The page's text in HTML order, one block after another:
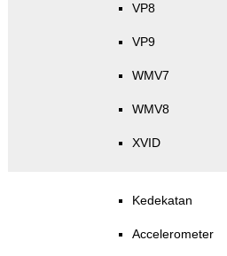
VP8
VP9
WMV7
WMV8
XVID
Kedekatan
Accelerometer